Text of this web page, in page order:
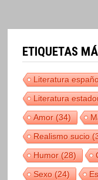
ETIQUETAS
Literatura
Literatura
Amor(34)
Realismo sucio
Humor(28)
Sexo(24)